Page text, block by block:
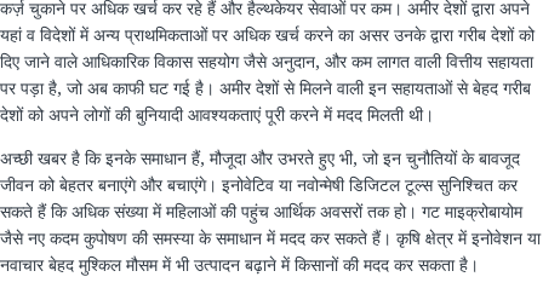
कर्ज़ चुकाने पर अधिक खर्च कर रहे हैं और हैल्थकेयर सेवाओं पर कम। अमीर देशों द्वारा अपने
यहां व विदेशों में अन्य प्राथमिकताओं पर अधिक खर्च करने का असर उनके द्वारा गरीब देशों को
दिए जाने वाले आधिकारिक विकास सहयोग जैसे अनुदान, और कम लागत वाली वित्तीय सहायता
पर पड़ा है, जो अब काफी घट गई है। अमीर देशों से मिलने वाली इन सहायताओं से बेहद गरीब
देशों को अपने लोगों की बुनियादी आवश्यकताएं पूरी करने में मदद मिलती थी।
अच्छी खबर है कि इनके समाधान हैं, मौजूदा और उभरते हुए भी, जो इन चुनौतियों के बावजूद
जीवन को बेहतर बनाएंगे और बचाएंगे। इनोवेटिव या नवोन्मेषी डिजिटल टूल्स सुनिश्चित कर
सकते हैं कि अधिक संख्या में महिलाओं की पहुंच आर्थिक अवसरों तक हो। गट माइक्रोबायोम
जैसे नए कदम कुपोषण की समस्या के समाधान में मदद कर सकते हैं। कृषि क्षेत्र में इनोवेशन या
नवाचार बेहद मुश्किल मौसम में भी उत्पादन बढ़ाने में किसानों की मदद कर सकता है।